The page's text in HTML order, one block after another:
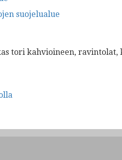
suojelualue
tori kahvioineen, ravintolat,